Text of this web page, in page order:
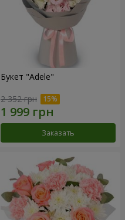
Букет "Adele"
2 352 грн
Заказать